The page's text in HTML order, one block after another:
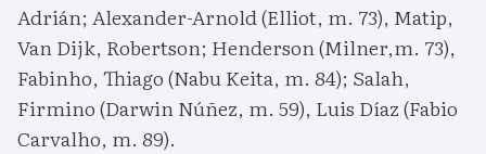
Adrián; Alexander-Arnold (Elliot, m. 73), Matip,
Van Dijk, Robertson; Henderson (Milner,m. 73),
Fabinho, Thiago (Nabu Keita, m. 84); Salah,
Firmino (Darwin Núñez, m. 59), Luis Díaz (Fabio
Carvalho, m. 89).